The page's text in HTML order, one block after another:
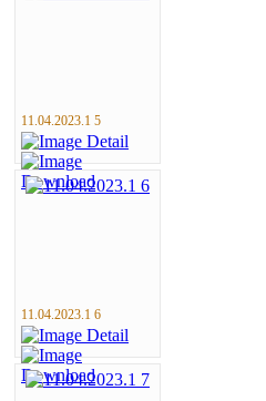
11.04.2023.1 5
11.04.2023.1 6